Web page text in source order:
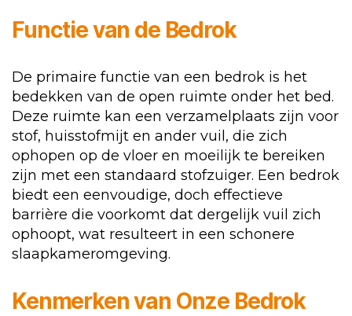
Functie van de Bedrok
De primaire functie van een bedrok is het
bedekken van de open ruimte onder het bed.
Deze ruimte kan een verzamelplaats zijn voor
stof, huisstofmijt en ander vuil, die zich
ophopen op de vloer en moeilijk te bereiken
zijn met een standaard stofzuiger. Een bedrok
biedt een eenvoudige, doch effectieve
barrière die voorkomt dat dergelijk vuil zich
ophoopt, wat resulteert in een schonere
slaapkameromgeving.
Kenmerken van Onze Bedrok